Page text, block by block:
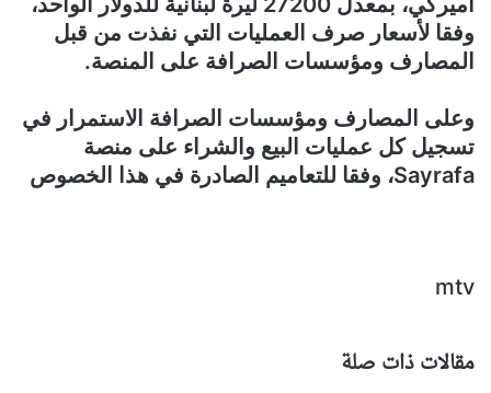
وفقا لأسعار صرف العمليات التي نفذت من قبل
المصارف ومؤسسات الصرافة على المنصة.
وعلى المصارف ومؤسسات الصرافة الاستمرار في
تسجيل كل عمليات البيع والشراء على منصة
Sayrafa، وفقا للتعاميم الصادرة في هذا الخصوص
mtv
مقالات ذات صلة